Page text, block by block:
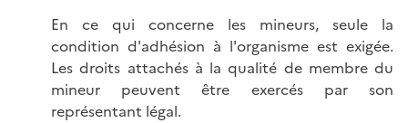
En ce qui concerne les mineurs, seule la
condition d'adhésion à l'organisme est exigée.
Les droits attachés à la qualité de membre du
mineur peuvent être exercés par son
représentant légal.